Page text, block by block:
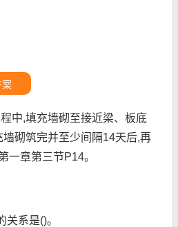
案
中,填充墙砌至接近梁、板底
砌筑完并至少间隔14天后,再
一章第三节P14。
系是()。